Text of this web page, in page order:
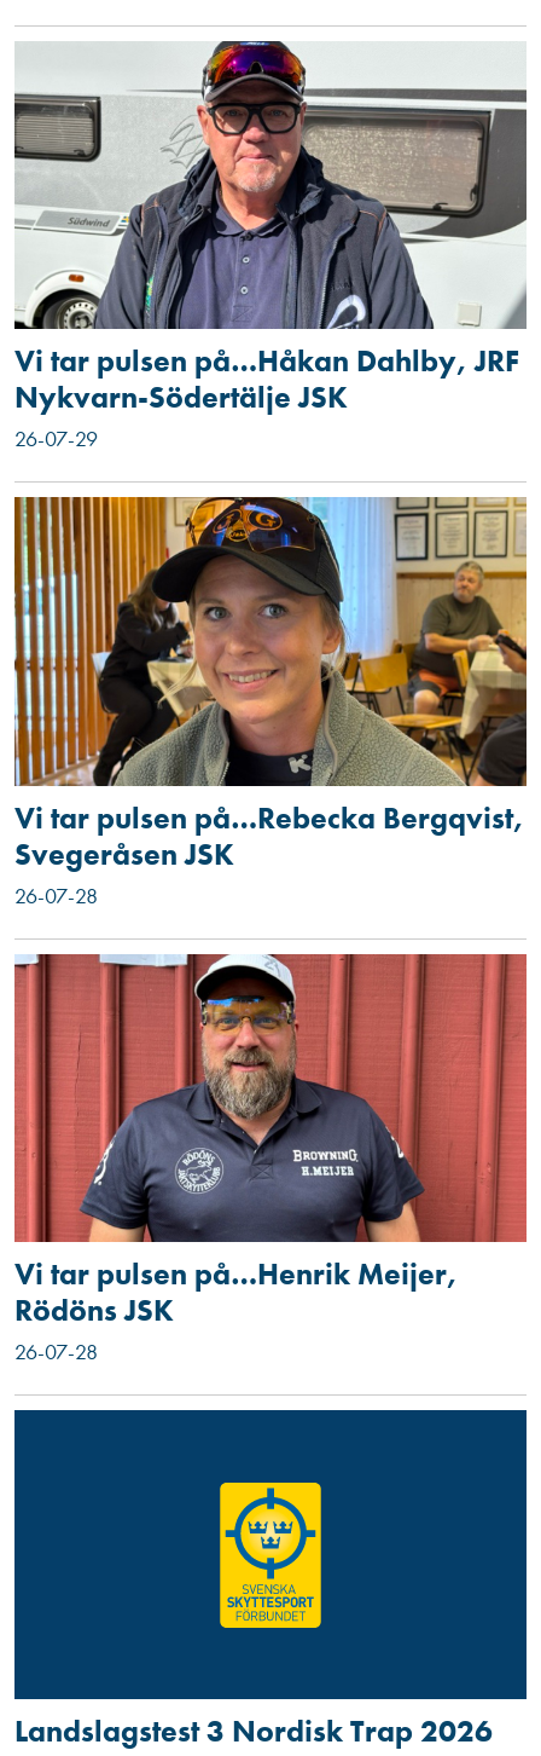
Vi tar pulsen på…Håkan Dahlby, JRF
Nykvarn-Södertälje JSK
26-07-29
Vi tar pulsen på…Rebecka Bergqvist,
Svegeråsen JSK
26-07-28
Vi tar pulsen på…Henrik Meijer,
Rödöns JSK
26-07-28
Landslagstest 3 Nordisk Trap 2026